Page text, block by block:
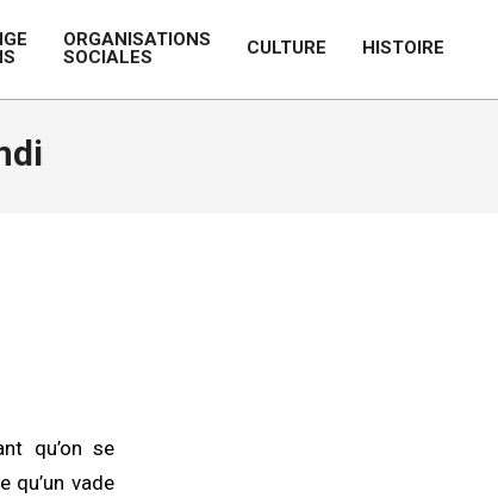
ORGANISATIONS
SOCIALES
CULTURE HISTOIRE
qu’on se
qu’un vade